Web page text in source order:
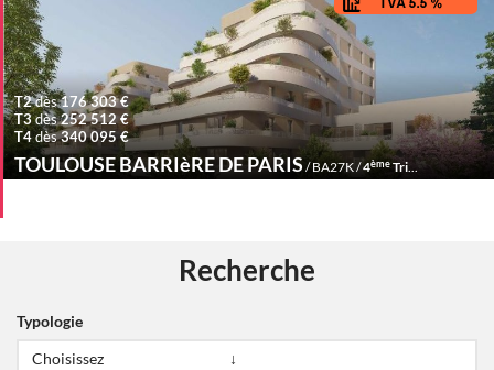
T2dès176 303 €
T3dès252 512 €
T4dès340 095 €
TOULOUSE BARRIèRE DE PARIS / BA27K /4èmeTrimestre 2027
Recherche
Typologie